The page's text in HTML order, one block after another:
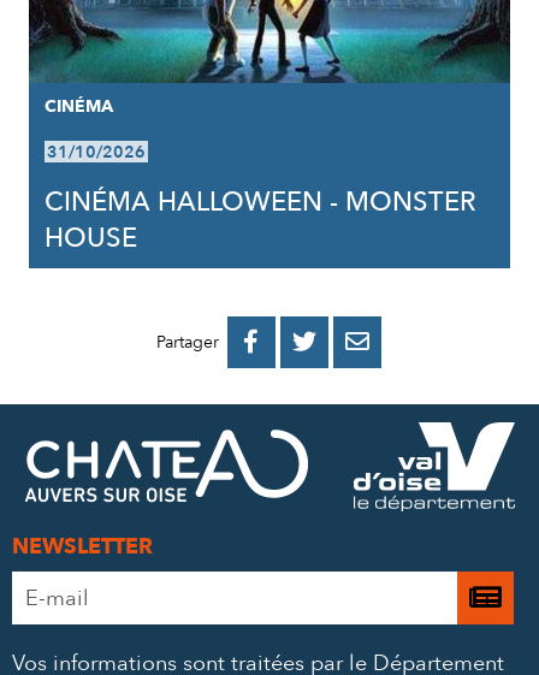
CINÉMA
31/10/2026
CINÉMA HALLOWEEN - MONSTER
HOUSE
Partager 
PARTAGER
FACEBOOK
PARTAGER
PARTAGER
MAIL
NEWSLETTER
Adresse
e-
Je
Vos informations sont traitées par le Département